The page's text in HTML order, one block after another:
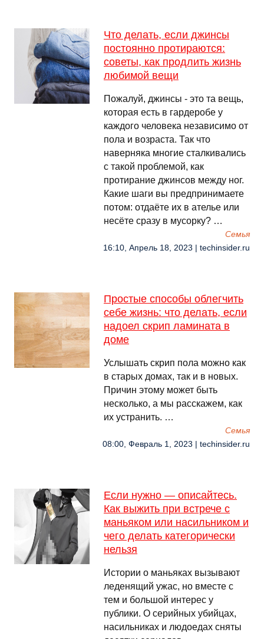
Что делать, если джинсы
постоянно протираются:
советы, как продлить жизнь
любимой вещи
Пожалуй, джинсы - это та вещь,
которая есть в гардеробе у
каждого человека независимо от
пола и возраста. Так что
наверняка многие сталкивались
с такой проблемой, как
протирание джинсов между ног.
Какие шаги вы предпринимаете
потом: отдаёте их в ателье или
несёте сразу в мусорку? …
Семья
16:10, Апрель 18, 2023 | techinsider.ru
Простые способы облегчить
себе жизнь: что делать, если
надоел скрип ламината в
доме
Услышать скрип пола можно как
в старых домах, так и в новых.
Причин этому может быть
несколько, а мы расскажем, как
их устранить. …
Семья
08:00, Февраль 1, 2023 | techinsider.ru
Если нужно — описайтесь.
Как выжить при встрече с
маньяком или насильником и
чего делать категорически
нельзя
Истории о маньяках вызывают
леденящий ужас, но вместе с
тем и большой интерес у
публики. О серийных убийцах,
насильниках и людоедах сняты